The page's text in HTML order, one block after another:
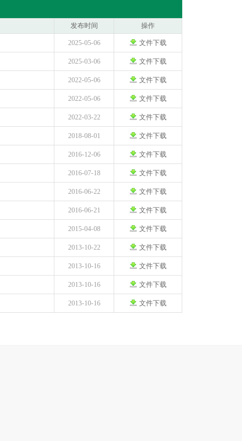
发布时间 操作
2025-05-06 文件下载
2025-03-06 文件下载
2022-05-06 文件下载
2022-05-06 文件下载
2022-03-22 文件下载
2018-08-01 文件下载
2016-12-06 文件下载
2016-07-18 文件下载
2016-06-22 文件下载
2016-06-21 文件下载
2015-04-08 文件下载
2013-10-22 文件下载
2013-10-16 文件下载
2013-10-16 文件下载
2013-10-16 文件下载